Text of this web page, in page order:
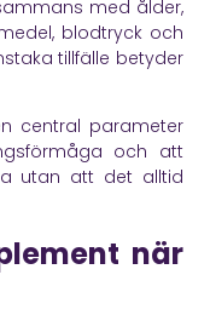
med ålder,
blodtryck och
tillfälle betyder
central parameter
och att
utan att det alltid
när